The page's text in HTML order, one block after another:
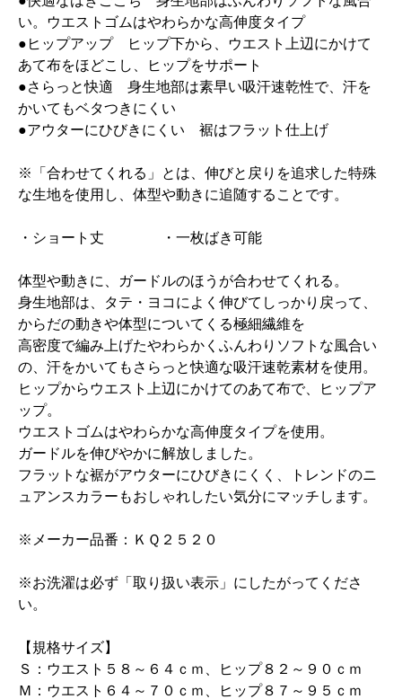
い。ウエストゴムはやわらかな高伸度タイプ
●ヒップアップ ヒップ下から、ウエスト上辺にかけて
あて布をほどこし、ヒップをサポート
●さらっと快適 身生地部は素早い吸汗速乾性で、汗を
かいてもベタつきにくい
●アウターにひびきにくい 裾はフラット仕上げ
※「合わせてくれる」とは、伸びと戻りを追求した特殊
な生地を使用し、体型や動きに追随することです。
・ショート丈 ・一枚ばき可能
体型や動きに、ガードルのほうが合わせてくれる。
身生地部は、タテ・ヨコによく伸びてしっかり戻って、
からだの動きや体型についてくる極細繊維を
高密度で編み上げたやわらかくふんわりソフトな風合い
の、汗をかいてもさらっと快適な吸汗速乾素材を使用。
ヒップからウエスト上辺にかけてのあて布で、ヒップア
ップ。
ウエストゴムはやわらかな高伸度タイプを使用。
ガードルを伸びやかに解放しました。
フラットな裾がアウターにひびきにくく、トレンドのニ
ュアンスカラーもおしゃれしたい気分にマッチします。
※メーカー品番：ＫＱ２５２０
※お洗濯は必ず「取り扱い表示」にしたがってくださ
い。
【規格サイズ】
Ｓ：ウエスト５８～６４ｃｍ、ヒップ８２～９０ｃｍ
Ｍ：ウエスト６４～７０ｃｍ、ヒップ８７～９５ｃｍ